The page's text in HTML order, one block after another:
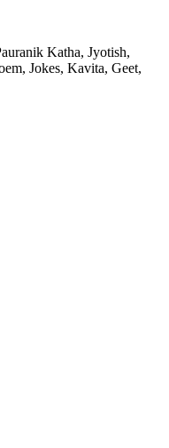
Katha, Jyotish,
Jokes, Kavita, Geet,